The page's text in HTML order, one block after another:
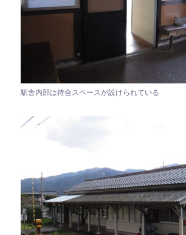
駅舎内部は待合スペースが設けられている